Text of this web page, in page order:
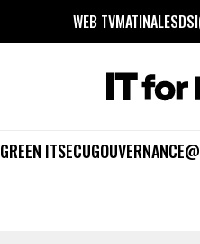
WEB TVMATINALES
GREEN ITSECUGOUVERNANCE